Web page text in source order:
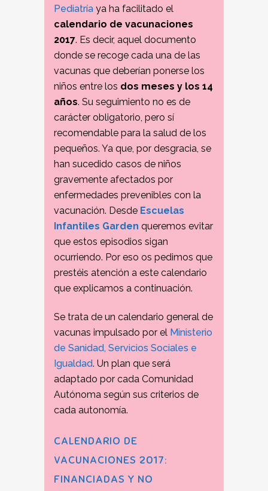
Pediatría ya ha facilitado el
calendario de vacunaciones
2017. Es decir, aquel documento
donde se recoge cada una de las
vacunas que deberían ponerse los
niños entre los dos meses y los 14
años. Su seguimiento no es de
carácter obligatorio, pero sí
recomendable para la salud de los
pequeños. Ya que, por desgracia, se
han sucedido casos de niños
gravemente afectados por
enfermedades prevenibles con la
vacunación. Desde Escuelas
Infantiles Garden queremos evitar
que estos episodios sigan
ocurriendo. Por eso os pedimos que
prestéis atención a este calendario
que explicamos a continuación.
Se trata de un calendario general de
vacunas impulsado por el Ministerio
de Sanidad, Servicios Sociales e
Igualdad. Un plan que será
adaptado por cada Comunidad
Autónoma según sus criterios de
cada autonomía.
CALENDARIO DE
VACUNACIONES 2017:
FINANCIADAS Y NO